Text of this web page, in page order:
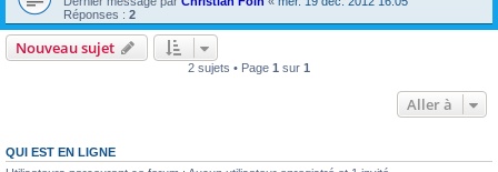
Réponses : 2
Nouveau sujet
2 sujets • Page 1 sur 1
Aller à
QUI EST EN LIGNE